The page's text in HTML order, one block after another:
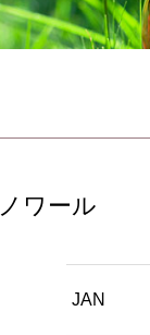
ワール
JAN